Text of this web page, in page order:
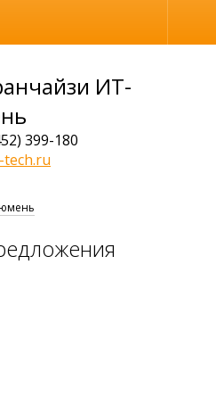
ИТ-
399-180
tech.ru